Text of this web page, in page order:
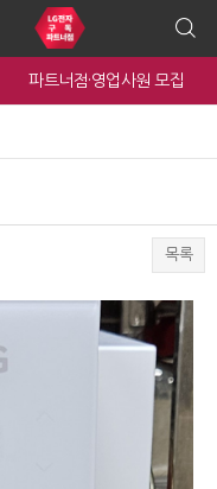
파트너점·영업사원 모집
목록